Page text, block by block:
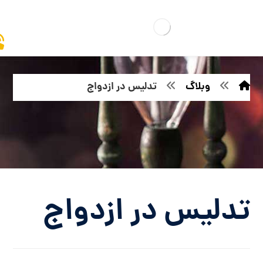
وبلاگ تدلیس در ازدواج
تدلیس در ازدواج